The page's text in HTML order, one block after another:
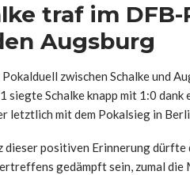
traf im
Augsburg
zwischen Schalke und
siegte Schalke knapp mit 1:0 dank
letztlich mit dem Pokalsieg in
positiven Erinnerung dürfte
gedämpft sein, zumal